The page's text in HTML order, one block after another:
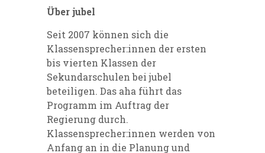
Über jubel
Seit 2007 können sich die
Klassensprecher:innen der ersten
bis vierten Klassen der
Sekundarschulen bei jubel
beteiligen. Das aha führt das
Programm im Auftrag der
Regierung durch.
Klassensprecher:innen werden von
Anfang an in die Planung und